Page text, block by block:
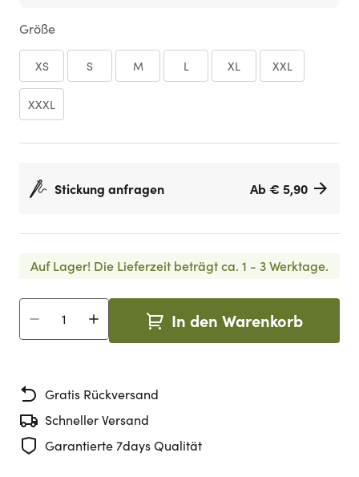
Größe
XS S M L XL XXL
XXXL
Stickung anfragen Ab € 5,90
Auf Lager! Die Lieferzeit beträgt ca. 1 - 3 Werktage.
Menge In den Warenkorb
Gratis Rückversand
Schneller Versand
Garantierte 7days Qualität